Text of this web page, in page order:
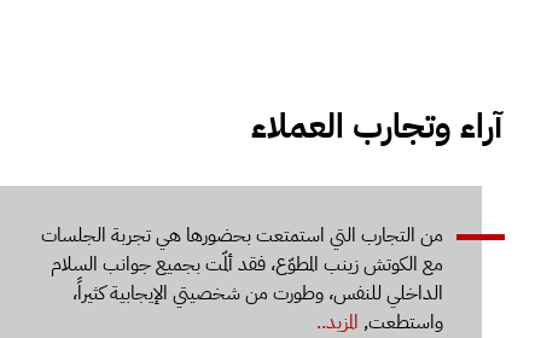
آراء وتجارب العملاء
الكافي
من التجارب التي استمتعت بحضورها هي تجربة الجلسات
مع الكوتش زينب المطوّع، فقد ألمّت بجميع جوانب السلام
الداخلي للنفس، وطورت من شخصيتي الإيجابية كثيراً،
واستطعت, المزيد..